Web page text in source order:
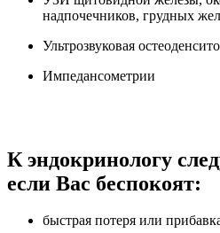
надпочечников, грудных
Ультрозвуковая
Импедансометрии
К эндокринологу
если Вас беспокоят:
быстрая потеря или